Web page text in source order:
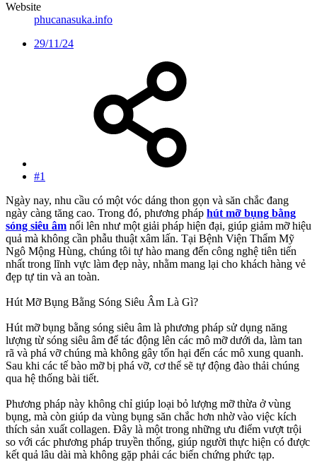
Website
phucanasuka.info
29/11/24
#1
Ngày nay, nhu cầu có một vóc dáng thon gọn và săn chắc đang
ngày càng tăng cao. Trong đó, phương pháp hút mỡ bụng bằng
sóng siêu âm nổi lên như một giải pháp hiện đại, giúp giảm mỡ hiệu
quả mà không cần phẫu thuật xâm lấn. Tại Bệnh Viện Thẩm Mỹ
Ngô Mộng Hùng, chúng tôi tự hào mang đến công nghệ tiên tiến
nhất trong lĩnh vực làm đẹp này, nhằm mang lại cho khách hàng vẻ
đẹp tự tin và an toàn.
Hút Mỡ Bụng Bằng Sóng Siêu Âm Là Gì?
Hút mỡ bụng bằng sóng siêu âm là phương pháp sử dụng năng
lượng từ sóng siêu âm để tác động lên các mô mỡ dưới da, làm tan
rã và phá vỡ chúng mà không gây tổn hại đến các mô xung quanh.
Sau khi các tế bào mỡ bị phá vỡ, cơ thể sẽ tự động đào thải chúng
qua hệ thống bài tiết.
Phương pháp này không chỉ giúp loại bỏ lượng mỡ thừa ở vùng
bụng, mà còn giúp da vùng bụng săn chắc hơn nhờ vào việc kích
thích sản xuất collagen. Đây là một trong những ưu điểm vượt trội
so với các phương pháp truyền thống, giúp người thực hiện có được
kết quả lâu dài mà không gặp phải các biến chứng phức tạp.